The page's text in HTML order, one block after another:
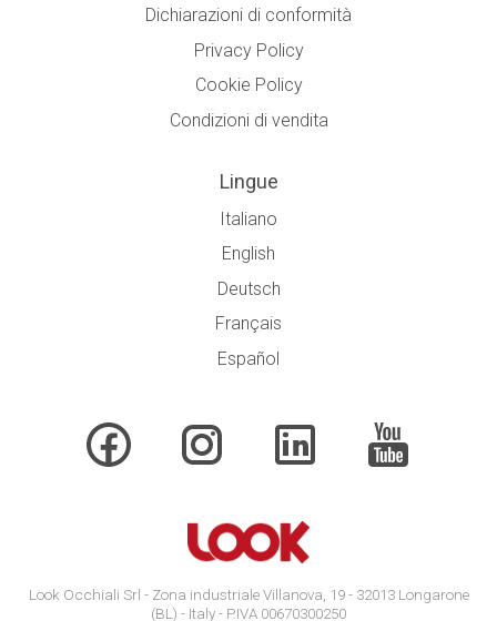
Dichiarazioni di conformità
Privacy Policy
Cookie Policy
Condizioni di vendita
Lingue
Italiano
English
Deutsch
Français
Español
Look Occhiali Srl - Zona industriale Villanova, 19 - 32013 Longarone
(BL) - Italy - P.IVA 00670300250